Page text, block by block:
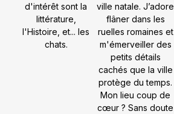
d'intérêt sont la
littérature,
l'Histoire, et... les
chats.
ville natale. J’adore
flâner dans les
ruelles romaines et
m'émerveiller des
petits détails
cachés que la ville
protège du temps.
Mon lieu coup de
cœur ? Sans doute